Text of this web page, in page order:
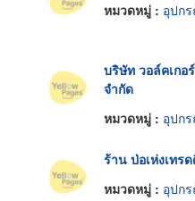
หมวดหมู่ : อุปกร
บริษัท วอล์คเกอ
จำกัด
หมวดหมู่ : อุปกร
ร้าน ป่อเห่งเทร
หมวดหมู่ : อุปกร